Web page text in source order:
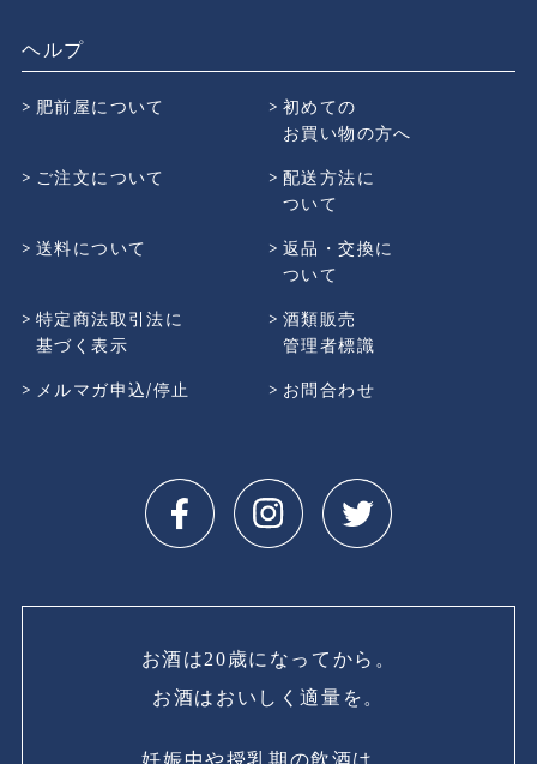
ヘルプ
肥前屋について
初めての
お買い物の方へ
ご注文について
配送方法に
ついて
送料について
返品・交換に
ついて
特定商法取引法に
基づく表示
酒類販売
管理者標識
メルマガ申込/停止
お問合わせ
お酒は20歳になってから。
お酒はおいしく適量を。
妊娠中や授乳期の飲酒は、